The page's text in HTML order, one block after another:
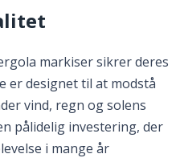
markiser sikrer deres
er designet til at modstå
vind, regn og solens
pålidelig investering, der
i mange år